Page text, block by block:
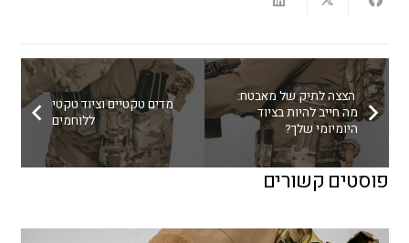
מדים טקטיים וציוד טקטי
ללוחמים
הצצה לתיק של מאבטח:
מה חייב להיות בציוד
היומיומי שלך?
פוסטים קשורים